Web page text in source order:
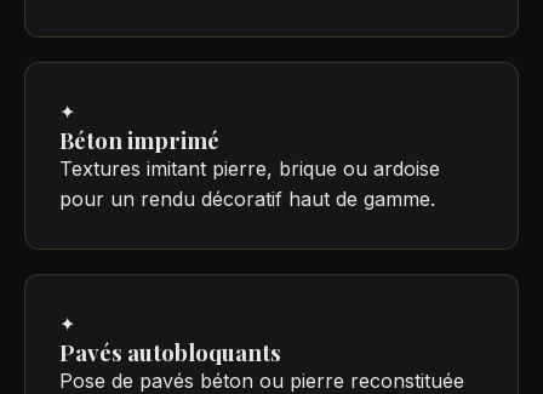
✦
Béton imprimé
Textures imitant pierre, brique ou ardoise
pour un rendu décoratif haut de gamme.
✦
Pavés autobloquants
Pose de pavés béton ou pierre reconstituée